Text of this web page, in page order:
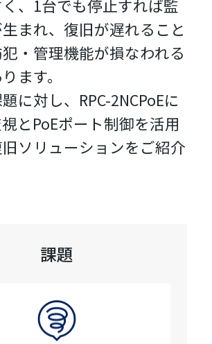
、1台でも停止すれば監
まれ、復旧が遅れること
・管理機能が損なわれる
ます。
に対し、RPC-2NCPoEに
とPoEポート制御を活用
ソリューションをご紹介
課題